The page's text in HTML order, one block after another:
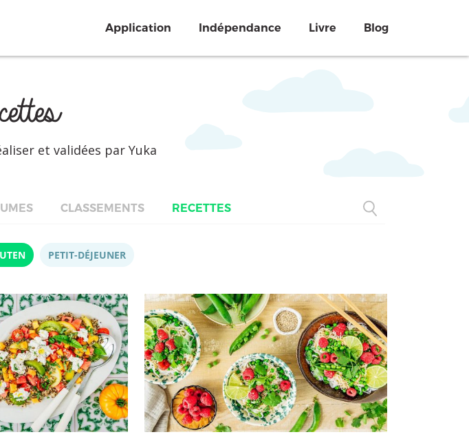
Application Indépendance Livre Blog
et validées par Yuka
CLASSEMENTS RECETTES
PETIT-DÉJEUNER